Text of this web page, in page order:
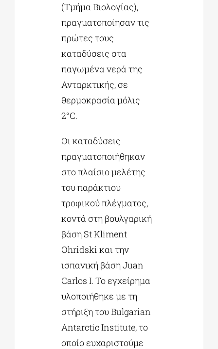
(Τμήμα Βιολογίας),
πραγματοποίησαν τις
πρώτες τους
καταδύσεις στα
παγωμένα νερά της
Ανταρκτικής, σε
θερμοκρασία μόλις
2°C.
Οι καταδύσεις
πραγματοποιήθηκαν
στο πλαίσιο μελέτης
του παράκτιου
τροφικού πλέγματος,
κοντά στη βουλγαρική
βάση St Kliment
Ohridski και την
ισπανική βάση Juan
Carlos I. Το εγχείρημα
υλοποιήθηκε με τη
στήριξη του Bulgarian
Antarctic Institute, το
οποίο ευχαριστούμε